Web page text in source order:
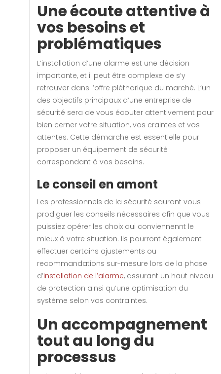
Une écoute attentive à
vos besoins et
problématiques
L’installation d’une alarme est une décision
importante, et il peut être complexe de s’y
retrouver dans l’offre pléthorique du marché. L’un
des objectifs principaux d’une entreprise de
sécurité sera de vous écouter attentivement pour
bien cerner votre situation, vos craintes et vos
attentes. Cette démarche est essentielle pour
proposer un équipement de sécurité
correspondant à vos besoins.
Le conseil en amont
Les professionnels de la sécurité sauront vous
prodiguer les conseils nécessaires afin que vous
puissiez opérer les choix qui conviennennt le
mieux à votre situation. Ils pourront également
effectuer certains ajustements ou
recommandations sur-mesure lors de la phase
d’installation de l’alarme, assurant un haut niveau
de protection ainsi qu’une optimisation du
système selon vos contraintes.
Un accompagnement
tout au long du
processus